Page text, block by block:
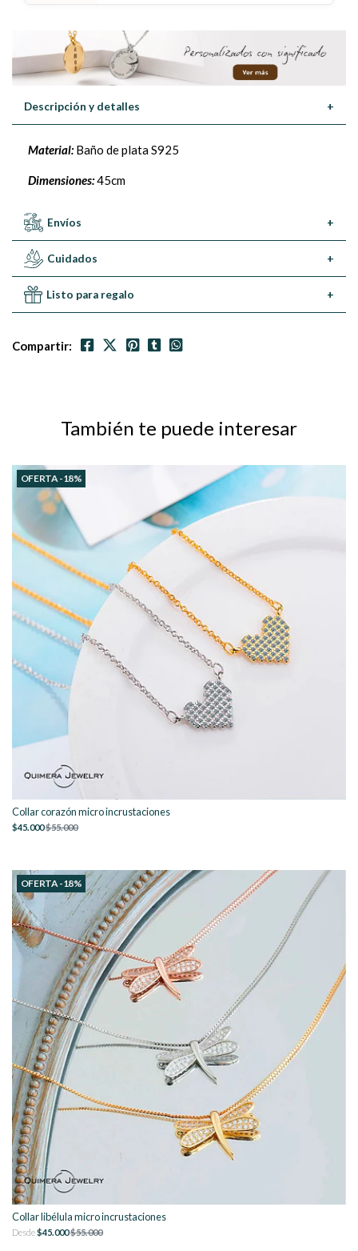
Descripción y detalles +
Material:Baño de plata S925
Dimensiones:45cm
Envíos +
Cuidados +
Listo para regalo +
Compartir:
También te puede interesar
OFERTA -18%
Collar corazón micro incrustaciones
$45.000$55.000
OFERTA -18%
Collar libélula micro incrustaciones
Desde$45.000$55.000